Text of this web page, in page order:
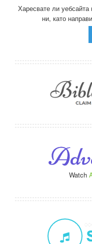
Харесвате ли
ни, като
Watch